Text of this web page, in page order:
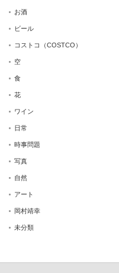
お酒
ビール
コストコ（COSTCO）
空
食
花
ワイン
日常
時事問題
写真
自然
アート
岡村靖幸
未分類